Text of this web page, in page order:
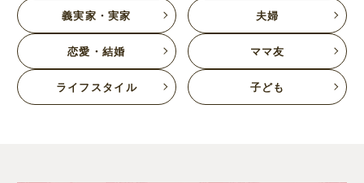
義実家・実家 夫婦
恋愛・結婚 ママ友
ライフスタイル 子ども